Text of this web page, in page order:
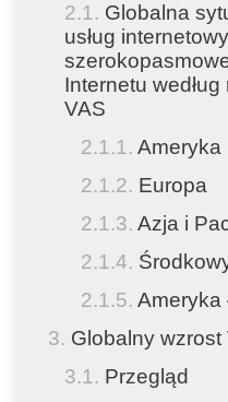
Globalna
usług
Internetu
VAS
Ameryka
Europa
Azja i
Ameryka
Globalny wzrost
Przegląd